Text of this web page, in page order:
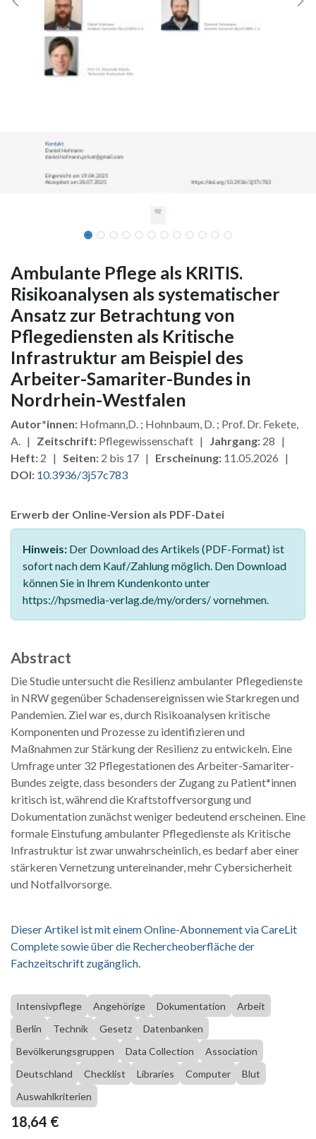
Ambulante Pflege als KRITIS.
Risikoanalysen als systematischer
Ansatz zur Betrachtung von
Pflegediensten als Kritische
Infrastruktur am Beispiel des
Arbeiter-Samariter-Bundes in
Nordrhein-Westfalen
Autor*innen: Hofmann,D. ; Hohnbaum, D. ; Prof. Dr. Fekete,
A. | Zeitschrift: Pflegewissenschaft | Jahrgang: 28 |
Heft: 2 | Seiten: 2 bis 17 | Erscheinung: 11.05.2026 |
DOI: 10.3936/3j57c783
Erwerb der Online-Version als PDF-Datei
Hinweis: Der Download des Artikels (PDF-Format) ist
sofort nach dem Kauf/Zahlung möglich. Den Download
können Sie in Ihrem Kundenkonto unter
https://hpsmedia-verlag.de/my/orders/ vornehmen.
Abstract
Die Studie untersucht die Resilienz ambulanter Pflegedienste
in NRW gegenüber Schadensereignissen wie Starkregen und
Pandemien. Ziel war es, durch Risikoanalysen kritische
Komponenten und Prozesse zu identifizieren und
Maßnahmen zur Stärkung der Resilienz zu entwickeln. Eine
Umfrage unter 32 Pflegestationen des Arbeiter-Samariter-
Bundes zeigte, dass besonders der Zugang zu Patient*innen
kritisch ist, während die Kraftstoffversorgung und
Dokumentation zunächst weniger bedeutend erscheinen. Eine
formale Einstufung ambulanter Pflegedienste als Kritische
Infrastruktur ist zwar unwahrscheinlich, es bedarf aber einer
stärkeren Vernetzung untereinander, mehr Cybersicherheit
und Notfallvorsorge.
Dieser Artikel ist mit einem Online-Abonnement via CareLit
Complete sowie über die Rechercheoberfläche der
Fachzeitschrift zugänglich.
Intensivpflege Angehörige Dokumentation
Arbeit
Berlin
Technik Gesetz
Datenbanken
Bevölkerungsgruppen
Data Collection
Association
Deutschland
Checklist Libraries Computer
Blut
Auswahlkriterien
18,64 €